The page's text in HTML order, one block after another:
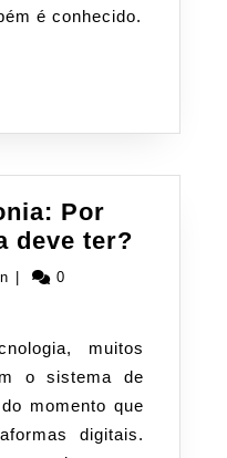
é conhecido.
Por
deve ter?
que
toda
empresa
deve
admin
|
0
muitos
o sistema de
momento que
digitais.